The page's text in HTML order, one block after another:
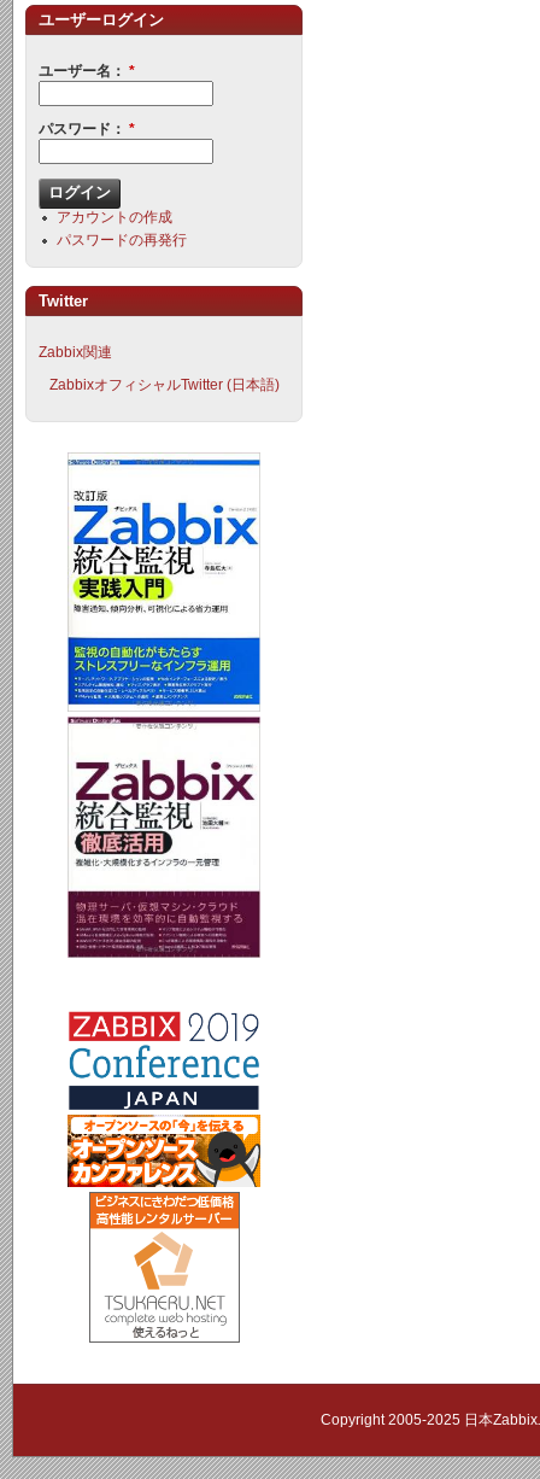
ユーザーログイン
ユーザー名： *
パスワード： *
アカウントの作成
パスワードの再発行
Twitter
Zabbix関連
ZabbixオフィシャルTwitter (日本語)
Copyright 2005-2025 日本